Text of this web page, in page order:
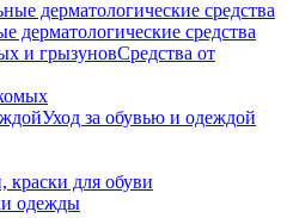
дерматологические средства
Средства от
Уход за обувью и одеждой
для обуви
одежды